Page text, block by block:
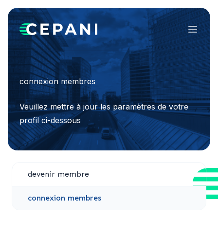
Menu
connexion membres
Veuillez mettre à jour les paramètres de votre
profil ci-dessous
devenir membre
connexion membres